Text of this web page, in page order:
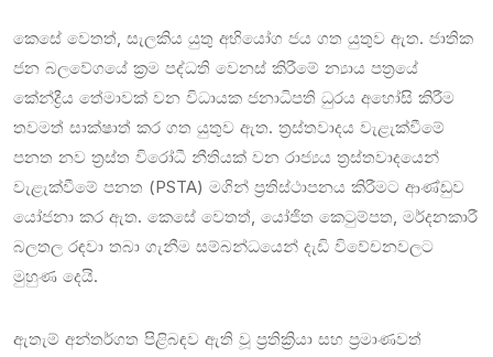
කෙසේ වෙතත්, සැලකිය යුතු අභියෝග ජය ගත යුතුව ඇත. ජාතික
ජන බලවේගයේ ක්‍රම පද්ධති වෙනස් කිරීමේ න්‍යාය පත්‍රයේ
කේන්ද්‍රීය තේමාවක් වන විධායක ජනාධිපති ධුරය අහෝසි කිරීම
තවමත් සාක්ෂාත් කර ගත යුතුව ඇත. ත්‍රස්තවාදය වැළැක්වීමේ
පනත නව ත්‍රස්ත විරෝධී නීතියක් වන රාජ්‍යය ත්‍රස්තවාදයෙන්
වැළැක්වීමේ පනත (PSTA) මගින් ප්‍රතිස්ථාපනය කිරීමට ආණ්ඩුව
යෝජනා කර ඇත. කෙසේ වෙතත්, යෝජිත කෙටුම්පත, මර්දනකාරී
බලතල රඳවා තබා ගැනීම සම්බන්ධයෙන් දැඩි විවේචනවලට
මුහුණ දෙයි.
ඇතැම් අන්තර්ගත පිළිබඳව ඇති වූ ප්‍රතික්‍රියා සහ ප්‍රමාණවත්